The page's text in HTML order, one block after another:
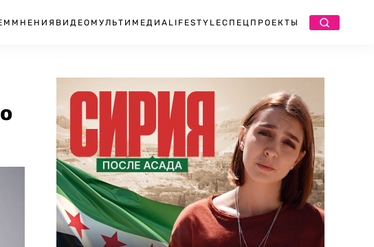
МНЕНИЯ ВИДЕО МУЛЬТИМЕДИА LIFESTYLEСПЕЦПРОЕКТЫ